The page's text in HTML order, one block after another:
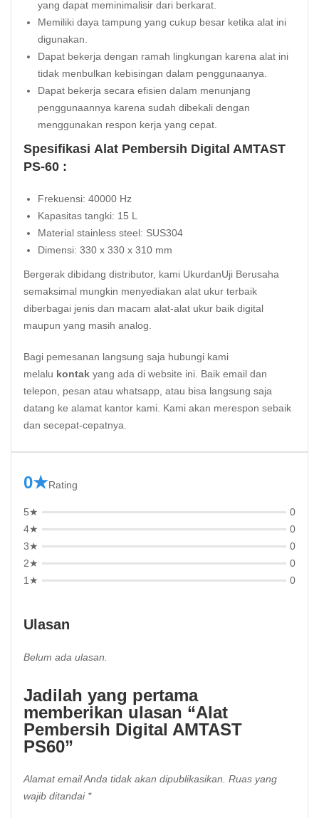
yang dapat meminimalisir dari berkarat.
Memiliki daya tampung yang cukup besar ketika alat ini
digunakan.
Dapat bekerja dengan ramah lingkungan karena alat ini
tidak menbulkan kebisingan dalam penggunaanya.
Dapat bekerja secara efisien dalam menunjang
penggunaannya karena sudah dibekali dengan
menggunakan respon kerja yang cepat.
Spesifikasi Alat Pembersih Digital AMTAST
PS-60 :
Frekuensi: 40000 Hz
Kapasitas tangki: 15 L
Material stainless steel: SUS304
Dimensi: 330 x 330 x 310 mm
Bergerak dibidang distributor, kami UkurdanUji Berusaha
semaksimal mungkin menyediakan alat ukur terbaik
diberbagai jenis dan macam alat-alat ukur baik digital
maupun yang masih analog.
Bagi pemesanan langsung saja hubungi kami
melalu kontak yang ada di website ini. Baik email dan
telepon, pesan atau whatsapp, atau bisa langsung saja
datang ke alamat kantor kami. Kami akan merespon sebaik
dan secepat-cepatnya.
0★Rating
5★
0
4★
0
3★
0
2★
0
1★
0
Ulasan
Belum ada ulasan.
Jadilah yang pertama
memberikan ulasan “Alat
Pembersih Digital AMTAST
PS60”
Alamat email Anda tidak akan dipublikasikan. Ruas yang
wajib ditandai *